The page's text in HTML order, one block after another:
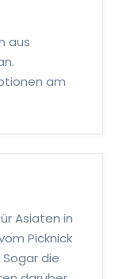
und
in einer
aus
am
Asiaten in
Picknick
die